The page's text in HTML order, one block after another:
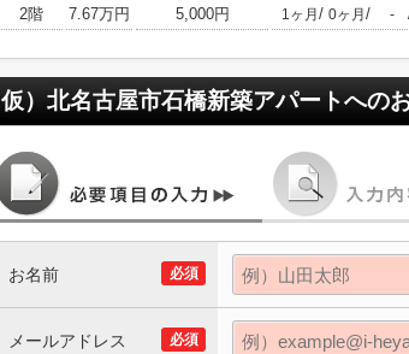
2階
7.67万円 5,000円 1ヶ月 / 0ヶ月 / -
仮）北名古屋市石橋新築アパートへの
必須
お名前
必須
メールアドレス